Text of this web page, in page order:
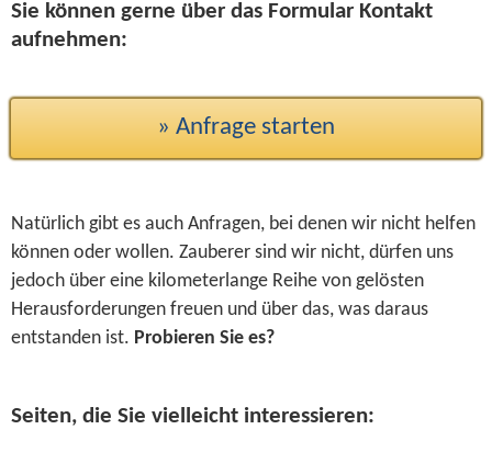
Sie können gerne über das Formular Kontakt
aufnehmen:
» Anfrage starten
Natürlich gibt es auch Anfragen, bei denen wir nicht helfen
können oder wollen. Zauberer sind wir nicht, dürfen uns
jedoch über eine kilometerlange Reihe von gelösten
Herausforderungen freuen und über das, was daraus
entstanden ist. Probieren Sie es?
Seiten, die Sie vielleicht interessieren: